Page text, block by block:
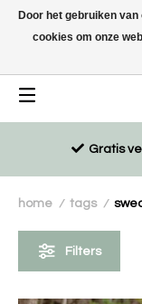
Duurzaam, eco-
Gratis
home / tags /
Filters
Door het gebruiken
cookies om onze